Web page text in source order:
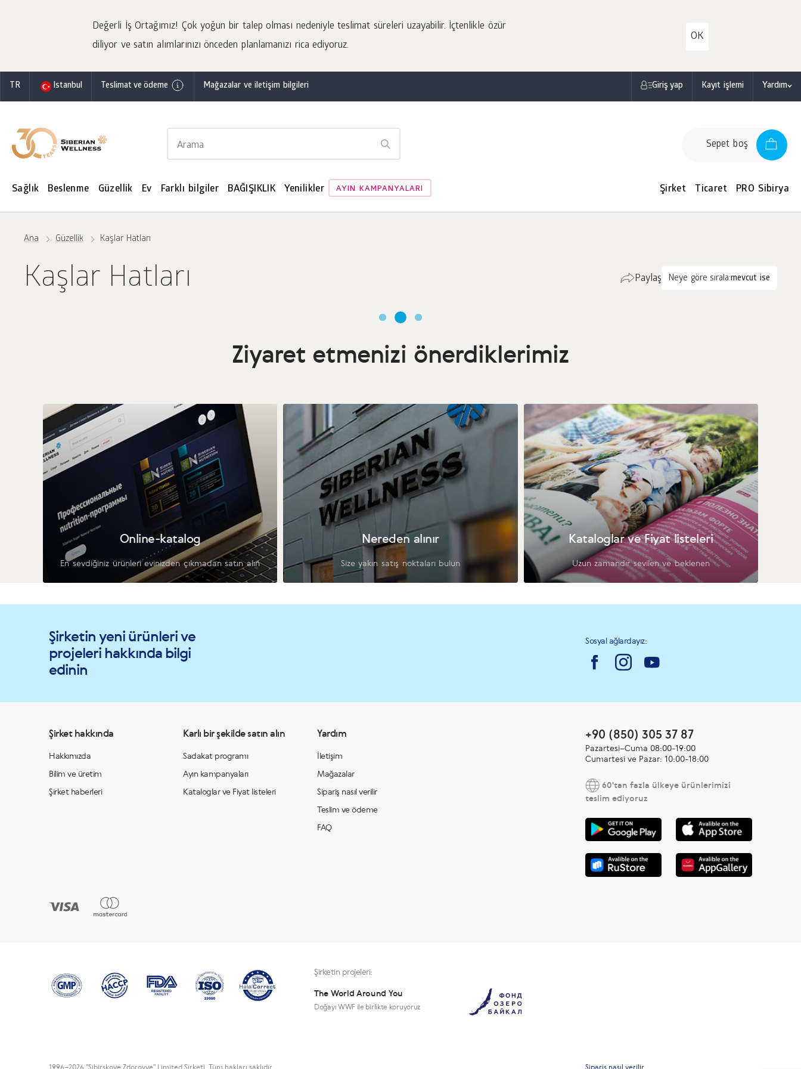
Değerli İş Ortağımız! Çok yoğun bir talep olması nedeniyle teslimat süreleri uzayabilir. İçtenlikle özür
diliyor ve satın alımlarınızı önceden planlamanızı rica ediyoruz.
OK
TR Istanbul Teslimat ve ödeme Mağazalar ve iletişim bilgileri Giriş yap Kayıt işlemi Yardım
Sepet boş
Sağlık Beslenme Güzellik Ev Farklı bilgiler BAĞIŞIKLIK Yenilikler AYIN KAMPANYALARI Şirket Ticaret PRO Sibirya
Ana Güzellik Kaşlar Hatları
Kaşlar Hatları Neye göre sırala:mevcut ise
Paylaş
Ziyaret etmenizi önerdiklerimiz
Online-katalog
En sevdiğiniz ürünleri evinizden çıkmadan satın alın
Nereden alınır
Size yakın satış noktaları bulun
Kataloglar ve Fiyat listeleri
Uzun zamandır sevilen ve beklenen
Şirketin yeni ürünleri ve
projeleri hakkında bilgi
edinin
Sosyal ağlardayız:
Şirket hakkında
Hakkımızda
Bilim ve üretim
Şirket haberleri
Karlı bir şekilde satın alın
Sadakat programı
Ayın kampanyaları
Kataloglar ve Fiyat listeleri
Yardım
İletişim
Mağazalar
Sipariş nasıl verilir
Teslim ve ödeme
FAQ
+90 (850) 305 37 87
Pazartesi–Cuma 08:00-19:00
Cumartesi ve Pazar: 10:00-18:00
60'tan fazla ülkeye ürünlerimizi
teslim ediyoruz
Şirketin projeleri:
The World Around You
Doğayı WWF ile birlikte koruyoruz
1996–2026 "Sibirskoye Zdorovye" Limited Şirketi. Tüm hakları saklıdır. Sipariş nasıl verilir